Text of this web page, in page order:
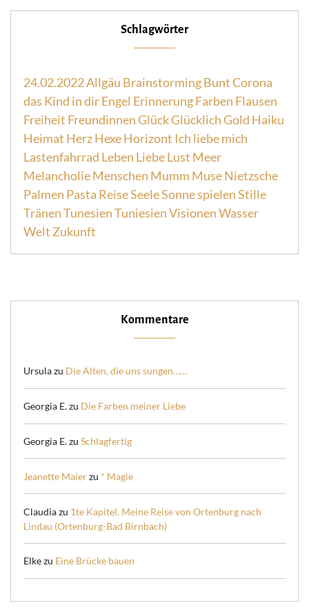
Schlagwörter
24.02.2022Allgäu BrainstormingBuntCorona
das Kind in dirEngel ErinnerungFarben Flausen
Freiheit FreundinnenGlückGlücklichGold Haiku
Heimat HerzHexeHorizont Ich liebe mich
Lastenfahrrad Leben LiebeLust Meer
MelancholieMenschen Mumm MuseNietzsche
Palmen Pasta ReiseSeeleSonnespielenStille
TränenTunesienTuniesienVisionenWasser
Welt Zukunft
Kommentare
Ursulazu Die Alten, die uns sungen……
Georgia E.zu Die Farben meiner Liebe
Georgia E.zu Schlagfertig
Jeanette Maierzu * Magie
Claudiazu 1te Kapitel. Meine Reise von Ortenburg nach
Lindau (Ortenburg-Bad Birnbach)
Elkezu Eine Brücke bauen